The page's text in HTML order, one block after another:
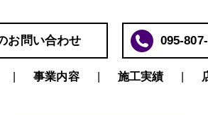
お問い合わせ 095-
事業内容 施工実績